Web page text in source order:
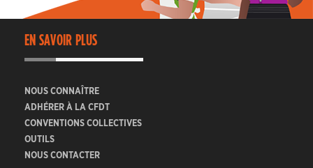
EN SAVOIR PLUS
NOUS CONNAÎTRE
ADHÉRER À LA CFDT
CONVENTIONS COLLECTIVES
OUTILS
NOUS CONTACTER